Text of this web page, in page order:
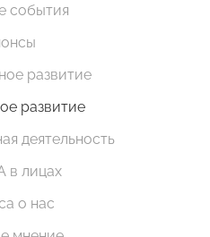
события
развитие
развитие
деятельность
в лицах
о нас